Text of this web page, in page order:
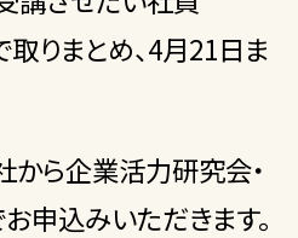
りまとめ、4月21日ま
から企業活力研究会・
申込みいただきます。